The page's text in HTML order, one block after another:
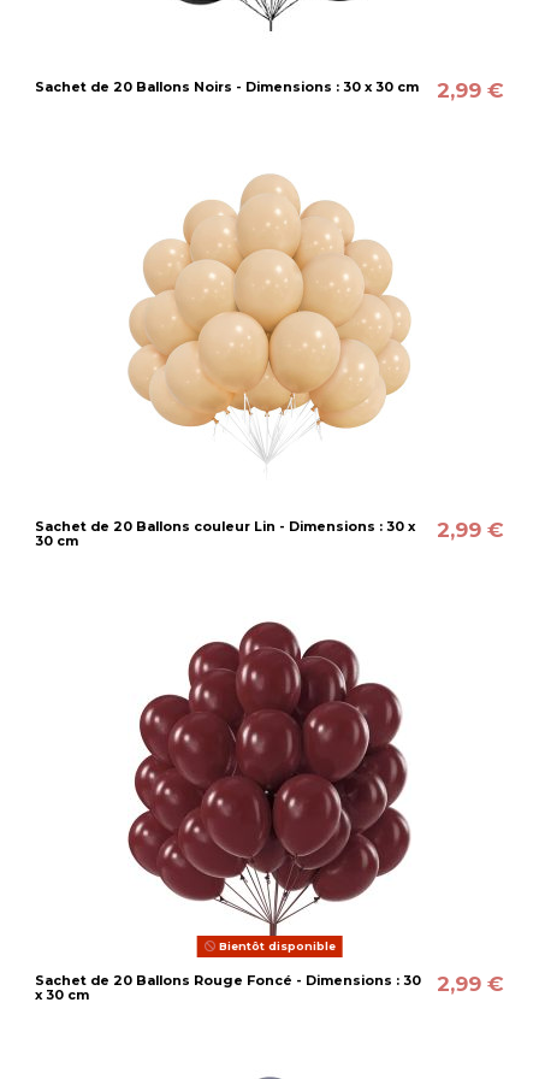
Sachet de 20 Ballons Noirs - Dimensions : 30 x 30 cm 2,99 €
Sachet de 20 Ballons couleur Lin - Dimensions : 30 x
30 cm
2,99 €
Bientôt disponible
Sachet de 20 Ballons Rouge Foncé - Dimensions : 30
x 30 cm
2,99 €